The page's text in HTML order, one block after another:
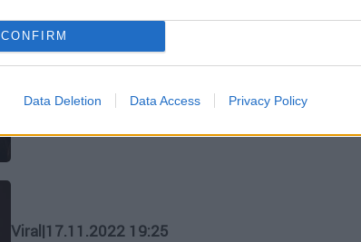
CONFIRM
Data Deletion Data Access Privacy Policy
Τη λέξη ανακήρυξε το ηλεκτρονικό
λεξικό Meriam Webester ως τη λέξη
αναζητήσεις της αυξήθηκαν φέτος
Viral|17.11.2022 19:25